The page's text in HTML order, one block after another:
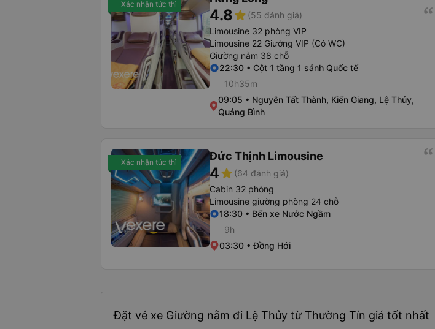
Xác nhận tức thì
4.8star (55 đánh giá)
Limousine 32 phòng VIP
Limousine 22 Giường VIP (Có WC)
Giường nằm 38 chỗ
22:30 • Cột 1 tầng 1 sảnh Quốc tế
10h35m
09:05 • Nguyễn Tất Thành, Kiến Giang, Lệ Thủy,
Quảng Bình
Xác nhận tức thì Đức Thịnh Limousine
4star (64 đánh giá)
Cabin 32 phòng
Limousine giường phòng 24 chỗ
18:30 • Bến xe Nước Ngầm
9h
03:30 • Đồng Hới
Đặt vé xe Giường nằm đi Lệ Thủy từ Thường Tín giá tốt nhất